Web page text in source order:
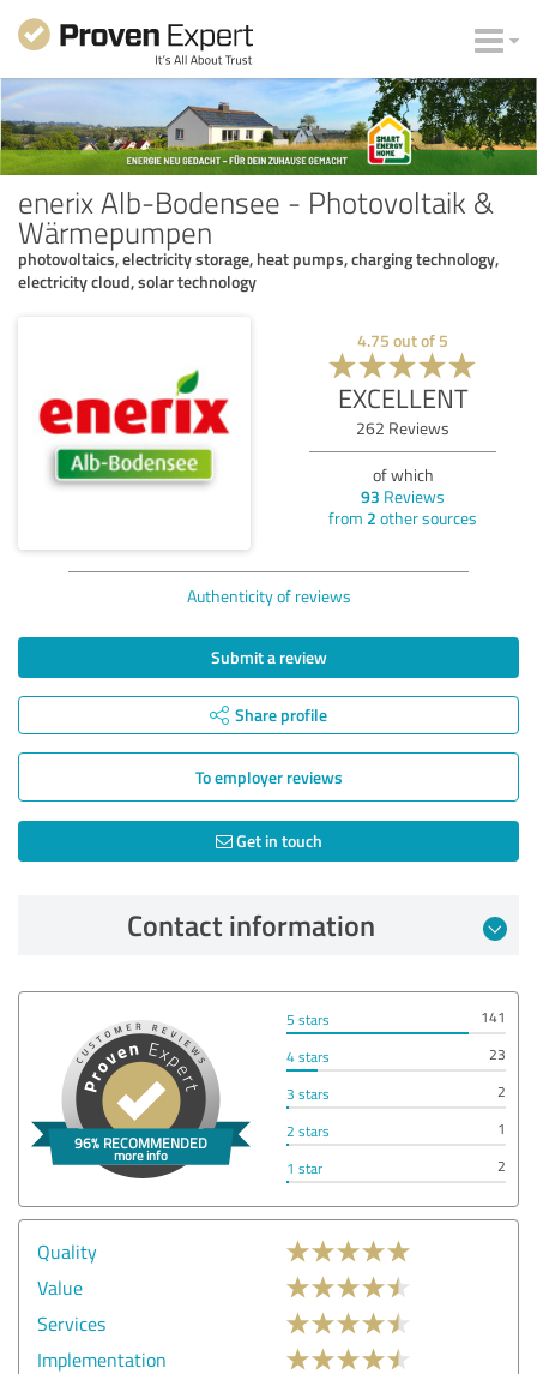
enerix Alb-Bodensee - Photovoltaik &
Wärmepumpen
photovoltaics, electricity storage, heat pumps, charging technology,
electricity cloud, solar technology
4.75 out of 5
EXCELLENT
262 Reviews
of which
93 Reviews
from 2 other sources
Authenticity of reviews
Submit a review
Share profile
To employer reviews
Get in touch
Contact information
5 stars
141
4 stars
23
3 stars
2
2 stars
1
1 star
2
Quality
Value
Services
Implementation